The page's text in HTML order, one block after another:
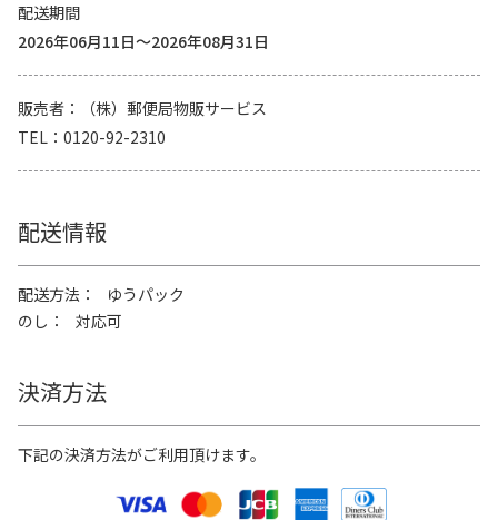
配送期間
2026年06月11日～2026年08月31日
販売者
（株）郵便局物販サービス
TEL
0120-92-2310
配送情報
配送方法
ゆうパック
のし
対応可
決済方法
下記の決済方法がご利用頂けます。